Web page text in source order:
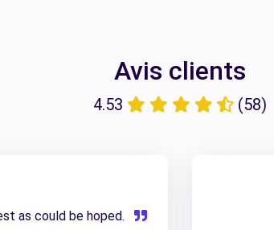
Avis clients
4.53 (58)
as could be hoped.